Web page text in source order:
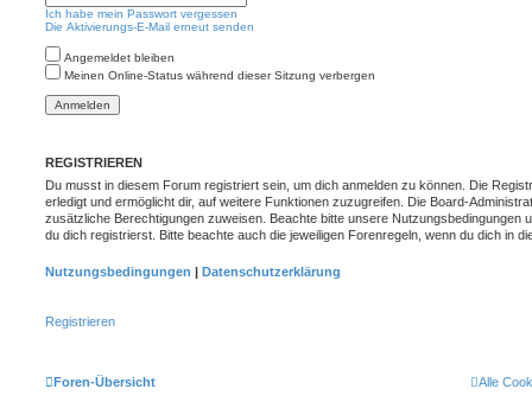
Ich habe mein Passwort vergessen
Die Aktivierungs-E-Mail erneut senden
Angemeldet bleiben
Meinen Online-Status während dieser Sitzung verbergen
REGISTRIEREN
Du musst in diesem Forum registriert sein, um dich anmelden zu können. Die
erledigt und ermöglicht dir, auf weitere Funktionen zuzugreifen. Die Board-
zusätzliche Berechtigungen zuweisen. Beachte bitte unsere Nutzungsbedingungen
du dich registrierst. Bitte beachte auch die jeweiligen Forenregeln, wenn du dich in
Nutzungsbedingungen | Datenschutzerklärung
Registrieren
Foren-Übersicht Alle